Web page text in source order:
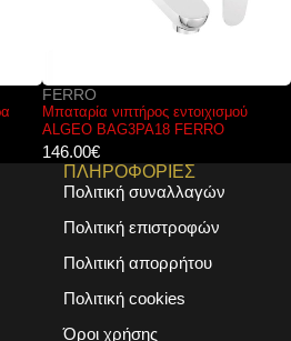
FERRO
Μπαταρία νιπτήρος FIESTA BFI2A
FERRO
80.00€
ΠΛΗΡΟΦΟΡΙΕΣ
Πολιτική συναλλαγών
Πολιτική επιστροφών
Πολιτική απορρήτου
Πολιτική cookies
Όροι χρήσης